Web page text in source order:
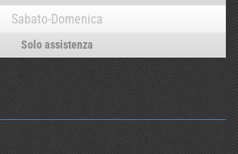
Sabato-Domenica
Solo assistenza